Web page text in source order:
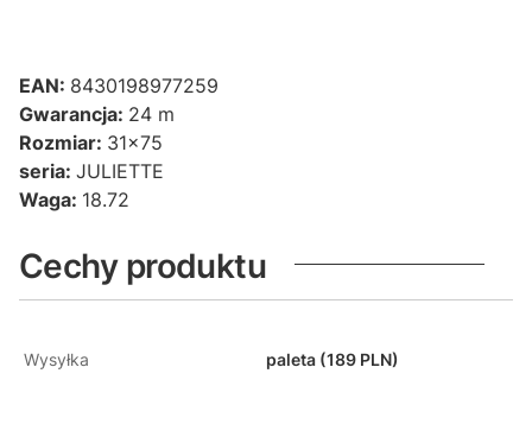
EAN: 8430198977259
Gwarancja: 24 m
Rozmiar: 31x75
seria: JULIETTE
Waga: 18.72
Cechy produktu
Wysyłka paleta (189 PLN)